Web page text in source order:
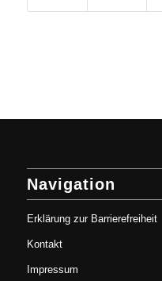
Navigation
Erklärung zur Barrierefreiheit
Kontakt
Impressum